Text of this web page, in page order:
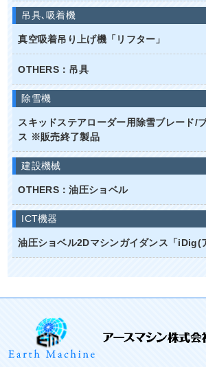
吊具､吸着機
真空吸着吊り上げ機「リフター」
OTHERS：吊具
除雪機
スキッドステアローダー用除雪ブレード/
ス ※販売終了製品
建設機械
OTHERS：油圧ショベル
ICT機器
油圧ショベル2Dマシンガイダンス「iDig(